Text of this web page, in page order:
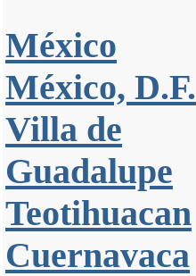
México
México, D.F.
Villa de
Guadalupe
Teotihuacan
Cuernavaca